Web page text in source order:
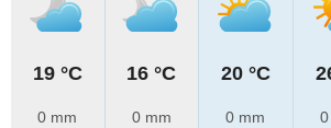
19 °C
0 mm
16 °C
0 mm
20 °C
0 mm